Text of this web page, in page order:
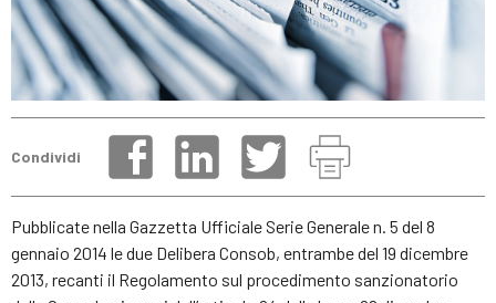
Condividi
Pubblicate nella Gazzetta Ufficiale Serie Generale n. 5 del 8
gennaio 2014 le due Delibera Consob, entrambe del 19 dicembre
2013, recanti il Regolamento sul procedimento sanzionatorio